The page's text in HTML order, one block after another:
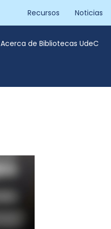
Recursos Noticias
Acerca de Bibliotecas UdeC